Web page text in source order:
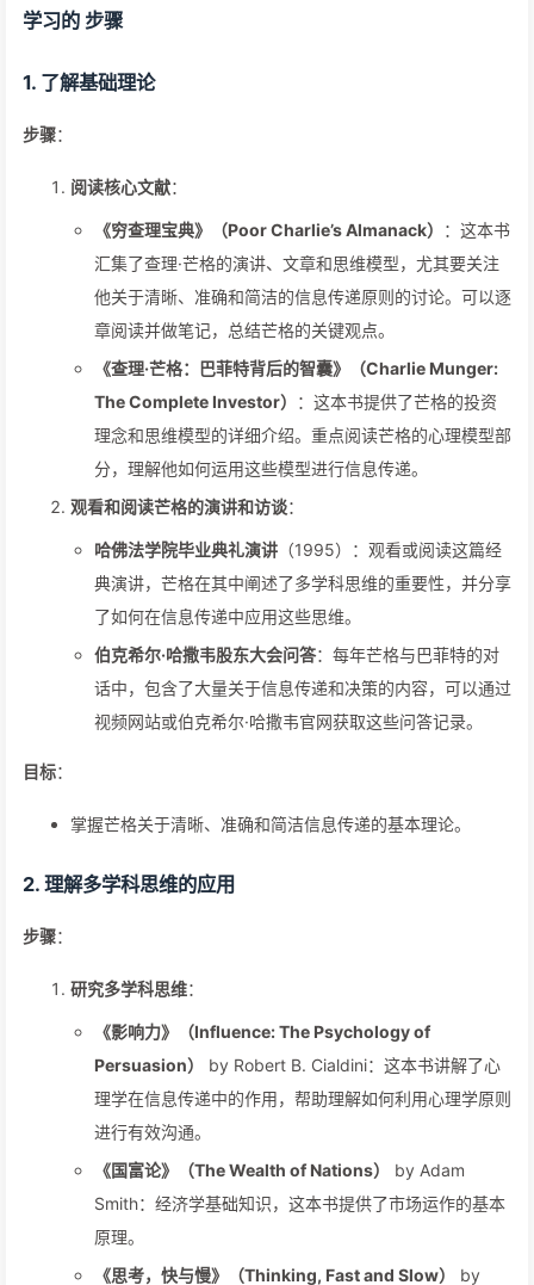
学习的 步骤
1. 了解基础理论
步骤：
阅读核心文献：
《穷查理宝典》（Poor Charlie’s Almanack）
：这本书
汇集了查理·芒格的演讲、文章和思维模型，尤其要关注
他关于清晰、准确和简洁的信息传递原则的讨论。可以逐
章阅读并做笔记，总结芒格的关键观点。
《查理·芒格：巴菲特背后的智囊》（Charlie Munger:
The Complete Investor）
：这本书提供了芒格的投资
理念和思维模型的详细介绍。重点阅读芒格的心理模型部
分，理解他如何运用这些模型进行信息传递。
观看和阅读芒格的演讲和访谈：
哈佛法学院毕业典礼演讲 （1995）：观看或阅读这篇经
典演讲，芒格在其中阐述了多学科思维的重要性，并分享
了如何在信息传递中应用这些思维。
伯克希尔·哈撒韦股东大会问答：每年芒格与巴菲特的对
话中，包含了大量关于信息传递和决策的内容，可以通过
视频网站或伯克希尔·哈撒韦官网获取这些问答记录。
目标：
掌握芒格关于清晰、准确和简洁信息传递的基本理论。
2. 理解多学科思维的应用
步骤：
研究多学科思维：
《影响力》（Influence: The Psychology of
Persuasion）
by Robert B. Cialdini：这本书讲解了心
理学在信息传递中的作用，帮助理解如何利用心理学原则
进行有效沟通。
《国富论》（The Wealth of Nations）
by Adam
Smith：经济学基础知识，这本书提供了市场运作的基本
原理。
《思考，快与慢》（Thinking, Fast and Slow）
by